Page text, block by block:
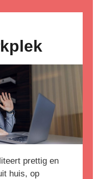
prettig en
huis, op